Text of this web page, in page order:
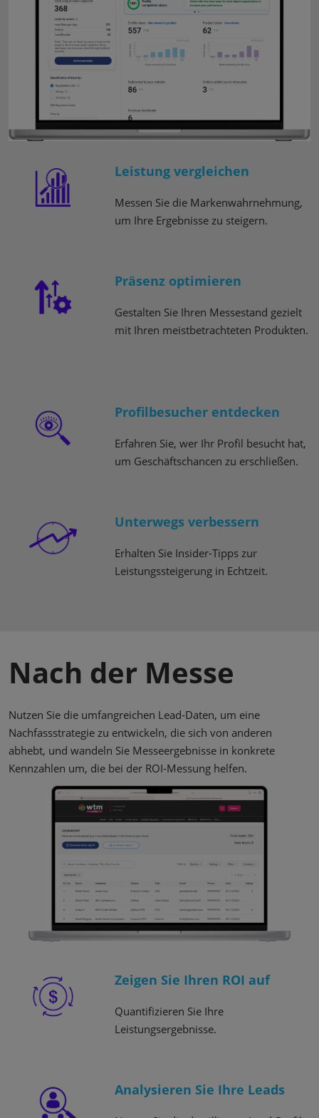
Leistung vergleichen
Messen Sie die Markenwahrnehmung,
um Ihre Ergebnisse zu steigern.
Präsenz optimieren
Gestalten Sie Ihren Messestand gezielt
mit Ihren meistbetrachteten Produkten.
Profilbesucher entdecken
Erfahren Sie, wer Ihr Profil besucht hat,
um Geschäftschancen zu erschließen.
Unterwegs verbessern
Erhalten Sie Insider-Tipps zur
Leistungssteigerung in Echtzeit.
Nach der Messe
Nutzen Sie die umfangreichen Lead-Daten, um eine
Nachfassstrategie zu entwickeln, die sich von anderen
abhebt, und wandeln Sie Messeergebnisse in konkrete
Kennzahlen um, die bei der ROI-Messung helfen.
Zeigen Sie Ihren ROI auf
Quantifizieren Sie Ihre
Leistungsergebnisse.
Analysieren Sie Ihre Leads